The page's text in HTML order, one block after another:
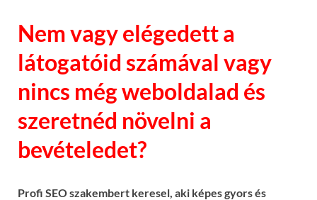
Nem vagy elégedett a
látogatóid számával vagy
nincs még weboldalad és
szeretnéd növelni a
bevételedet?
Profi SEO szakembert keresel, aki képes gyors és